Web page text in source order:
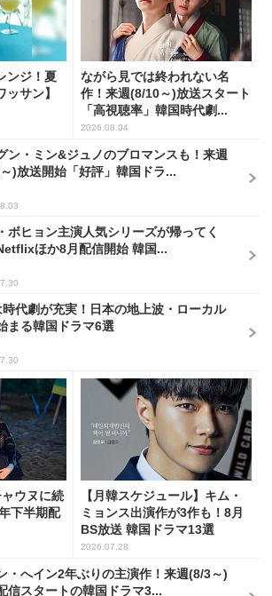
ンジ！夏
サン】
ながら見では終われない名
作！来週(8/10～)放送スタート
「高視聴率」韓国時代劇...
2026.08.04
ン・ミン&ジュノのブロマンスも！来週
)放送開始「好評」韓国ドラ...
ボヒョン主演人気シリーズが帰ってく
ほか8月配信開始 韓国...
代劇が充実！日本の地上波・ローカル
まる韓国ドラマ6選
ウヌに続
下半期配
【月韓スケジュール】キム・
ミョンス出演作が3作も！8月
BS放送 韓国ドラマ13選
2026.07.28
・へイン2年ぶりの主演作！来週(8/3～)
信スタートの韓国ドラマ3...